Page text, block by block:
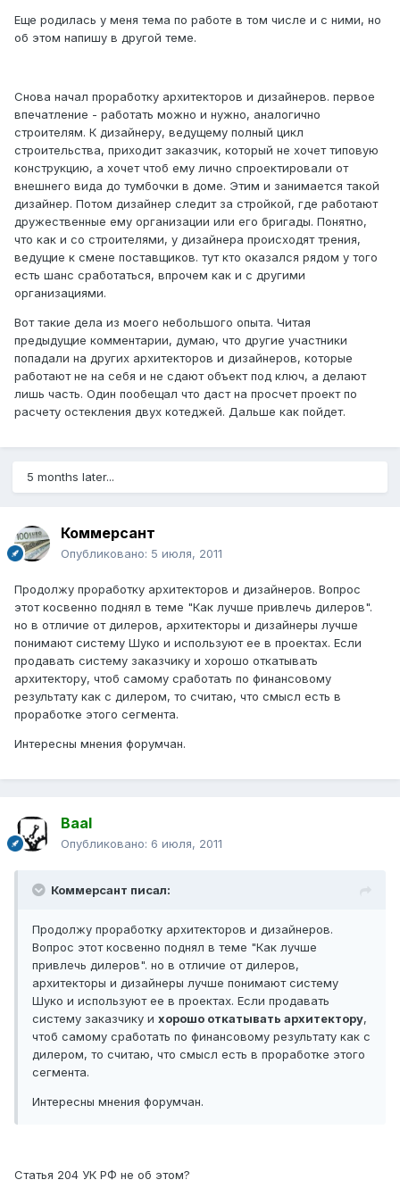
Еще родилась у меня тема по работе в том числе и с ними, но
об этом напишу в другой теме.
Снова начал проработку архитекторов и дизайнеров. первое
впечатление - работать можно и нужно, аналогично
строителям. К дизайнеру, ведущему полный цикл
строительства, приходит заказчик, который не хочет типовую
конструкцию, а хочет чтоб ему лично спроектировали от
внешнего вида до тумбочки в доме. Этим и занимается такой
дизайнер. Потом дизайнер следит за стройкой, где работают
дружественные ему организации или его бригады. Понятно,
что как и со строителями, у дизайнера происходят трения,
ведущие к смене поставщиков. тут кто оказался рядом у того
есть шанс сработаться, впрочем как и с другими
организациями.
Вот такие дела из моего небольшого опыта. Читая
предыдущие комментарии, думаю, что другие участники
попадали на других архитекторов и дизайнеров, которые
работают не на себя и не сдают объект под ключ, а делают
лишь часть. Один пообещал что даст на просчет проект по
расчету остекления двух котеджей. Дальше как пойдет.
5 months later...
Коммерсант
Опубликовано: 5 июля, 2011
Продолжу проработку архитекторов и дизайнеров. Вопрос
этот косвенно поднял в теме "Как лучше привлечь дилеров".
но в отличие от дилеров, архитекторы и дизайнеры лучше
понимают систему Шуко и используют ее в проектах. Если
продавать систему заказчику и хорошо откатывать
архитектору, чтоб самому сработать по финансовому
результату как с дилером, то считаю, что смысл есть в
проработке этого сегмента.
Интересны мнения форумчан.
Baal
Опубликовано: 6 июля, 2011
Коммерсант писал:
Продолжу проработку архитекторов и дизайнеров.
Вопрос этот косвенно поднял в теме "Как лучше
привлечь дилеров". но в отличие от дилеров,
архитекторы и дизайнеры лучше понимают систему
Шуко и используют ее в проектах. Если продавать
систему заказчику и хорошо откатывать архитектору,
чтоб самому сработать по финансовому результату как с
дилером, то считаю, что смысл есть в проработке этого
сегмента.
Интересны мнения форумчан.
Статья 204 УК РФ не об этом?